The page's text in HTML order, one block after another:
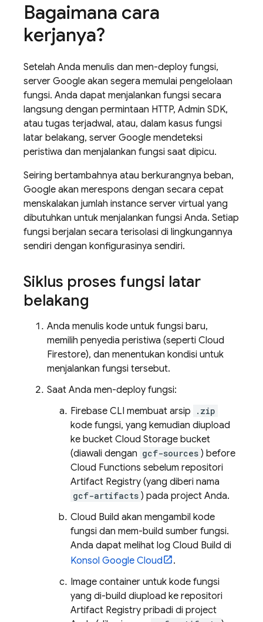
Bagaimana cara
kerjanya?
Setelah Anda menulis dan men-deploy fungsi,
server Google akan segera memulai pengelolaan
fungsi. Anda dapat menjalankan fungsi secara
langsung dengan permintaan HTTP, Admin SDK,
atau tugas terjadwal, atau, dalam kasus fungsi
latar belakang, server Google mendeteksi
peristiwa dan menjalankan fungsi saat dipicu.
Seiring bertambahnya atau berkurangnya beban,
Google akan merespons dengan secara cepat
menskalakan jumlah instance server virtual yang
dibutuhkan untuk menjalankan fungsi Anda. Setiap
fungsi berjalan secara terisolasi di lingkungannya
sendiri dengan konfigurasinya sendiri.
Siklus proses fungsi latar
belakang
Anda menulis kode untuk fungsi baru,
memilih penyedia peristiwa (seperti Cloud
Firestore), dan menentukan kondisi untuk
menjalankan fungsi tersebut.
Saat Anda men-deploy fungsi:
Firebase CLI membuat arsip .zip
kode fungsi, yang kemudian diupload
ke bucket Cloud Storage bucket
(diawali dengan gcf-sources ) before
Cloud Functions sebelum repositori
Artifact Registry (yang diberi nama
gcf-artifacts ) pada project Anda.
Cloud Build akan mengambil kode
fungsi dan mem-build sumber fungsi.
Anda dapat melihat log Cloud Build di
Konsol Google Cloud
.
Image container untuk kode fungsi
yang di-build diupload ke repositori
Artifact Registry pribadi di project